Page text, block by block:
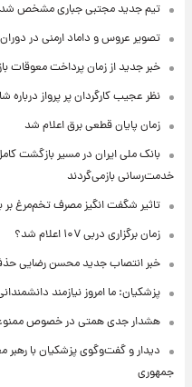
تیم جدید مجتبی جباری مشخص شد
تصویر عروس و داماد ارمنی در دوران
خبر جدید از زمان پرداخت معوقات
نظر عجیب کارگردان پر پرواز درباره
زمان پایان قطعی برق اعلام شد
بانک ملی ایران در مسیر بازگشت
خدمت‌رسانی بازمی‌گردند
تاثیر شگفت انگیز مصرف تخم‌مرغ بر
زمان برگزاری دربی ۱۰۷ اعلام شد؟
خبر انتصاب جدید محسن رضایی حذف
پزشکیان: ما امروز نیازمند
هشدار جدی همتی در خصوص
دیدار و گفت‌وگوی پزشکیان با رهبر
جمهوری